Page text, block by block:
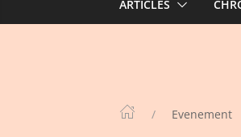
ARTICLES
Evenement